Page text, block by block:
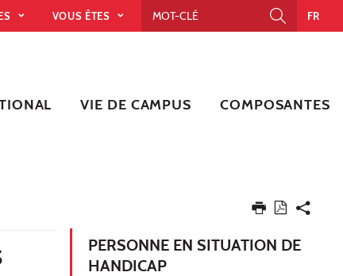
VOUS ÊTES FR
VIE DE CAMPUS COMPOSANTES
PERSONNE EN SITUATION DE
HANDICAP